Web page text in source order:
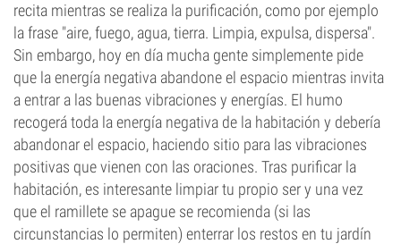
recita mientras se realiza la purificación, como por ejemplo
la frase "aire, fuego, agua, tierra. Limpia, expulsa, dispersa".
Sin embargo, hoy en día mucha gente simplemente pide
que la energía negativa abandone el espacio mientras invita
a entrar a las buenas vibraciones y energías. El humo
recogerá toda la energía negativa de la habitación y debería
abandonar el espacio, haciendo sitio para las vibraciones
positivas que vienen con las oraciones. Tras purificar la
habitación, es interesante limpiar tu propio ser y una vez
que el ramillete se apague se recomienda (si las
circunstancias lo permiten) enterrar los restos en tu jardín